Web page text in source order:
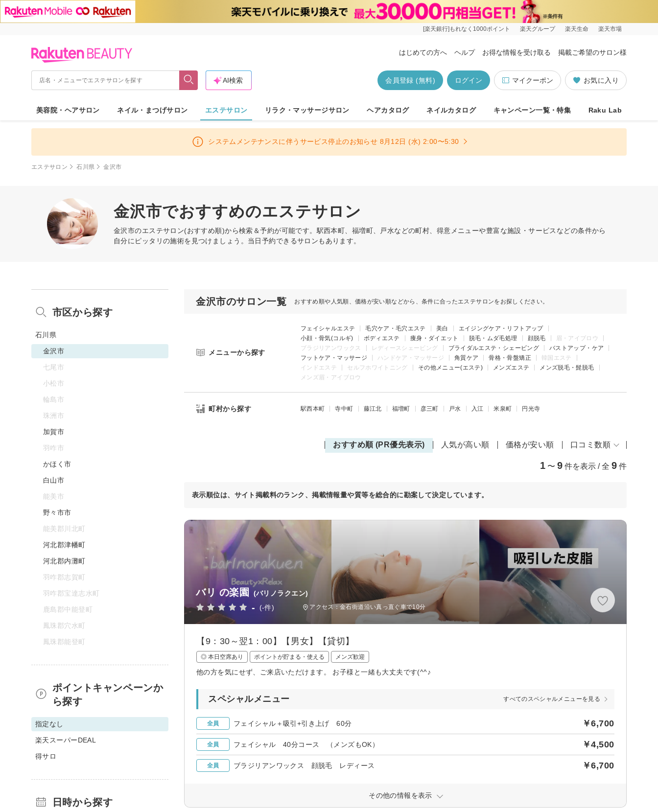
[楽天銀行]もれなく1000ポイント 楽天グループ 楽天生命 楽天市場
はじめての方へ ヘルプ お得な情報を受け取る 掲載ご希望のサロン様
お気に入り
マイクーポン
ログイン
会員登録 (無料)
AI検索
美容院・ヘアサロン ネイル・まつげサロン エステサロン リラク・マッサージサロン ヘアカタログ ネイルカタログ キャンペーン一覧・特集 Raku Lab
システムメンテナンスに伴うサービス停止のお知らせ 8月12日 (水) 2:00〜5:30
エステサロン 石川県 金沢市
金沢市でおすすめのエステサロン
金沢市のエステサロン(おすすめ順)から検索＆予約が可能です。駅西本町、福増町、戸水などの町村、得意メニューや豊富な施設・サービスなどの条件から
自分にピッタリの施術を見つけましょう。当日予約できるサロンもあります。
金沢市のサロン一覧 おすすめ順や人気順、価格が安い順などから、条件に合ったエステサロンをお探しください。
メニューから探す
フェイシャルエステ 毛穴ケア・毛穴エステ 美白
エイジングケア・リフトアップ
小顔・骨気(コルギ)
ボディエステ 痩身・ダイエット 脱毛・ムダ毛処理 顔脱毛
眉・アイブロウ
ブラジリアンワックス
レディースシェービング ブライダルエステ・シェービング
バストアップ・ケア
フットケア・マッサージ
ハンドケア・マッサージ 角質ケア 骨格・骨盤矯正
韓国エステ
インドエステ
セルフホワイトニング その他メニュー(エステ) メンズエステ
メンズ脱毛・髭脱毛
メンズ眉・アイブロウ
町村から探す 駅西本町 寺中町 藤江北 福増町 彦三町 戸水 入江 米泉町 円光寺
おすすめ順 (PR優先表示) 人気が高い順 価格が安い順 口コミ数順
1 〜 9 件を表示 / 全 9 件
表示順位は、サイト掲載料のランク、掲載情報量や質等を総合的に勘案して決定しています。
バリ の楽園 (バリノラクエン)
- (-件) アクセス：金石街道沿い真っ直ぐ車で10分
【9：30～翌1：00】【男女】【貸切】
◎ 本日空席あり ポイントが貯まる・使える メンズ歓迎
他の方を気にせず、ご来店いただけます。 お子様と一緒も大丈夫です(^^♪
スペシャルメニュー すべてのスペシャルメニューを見る
全員 フェイシャル＋吸引+引き上げ 60分 ￥6,700
全員 フェイシャル 40分コース （メンズもOK） ￥4,500
全員 ブラジリアンワックス 顔脱毛 レディース ￥6,700
その他の情報を表示
市区から探す
石川県
金沢市
七尾市
小松市
輪島市
珠洲市
加賀市
羽咋市
かほく市
白山市
能美市
野々市市
能美郡川北町
河北郡津幡町
河北郡内灘町
羽咋郡志賀町
羽咋郡宝達志水町
鹿島郡中能登町
鳳珠郡穴水町
鳳珠郡能登町
ポイントキャンペーンか
ら探す
指定なし
楽天スーパーDEAL
得サロ
日時から探す